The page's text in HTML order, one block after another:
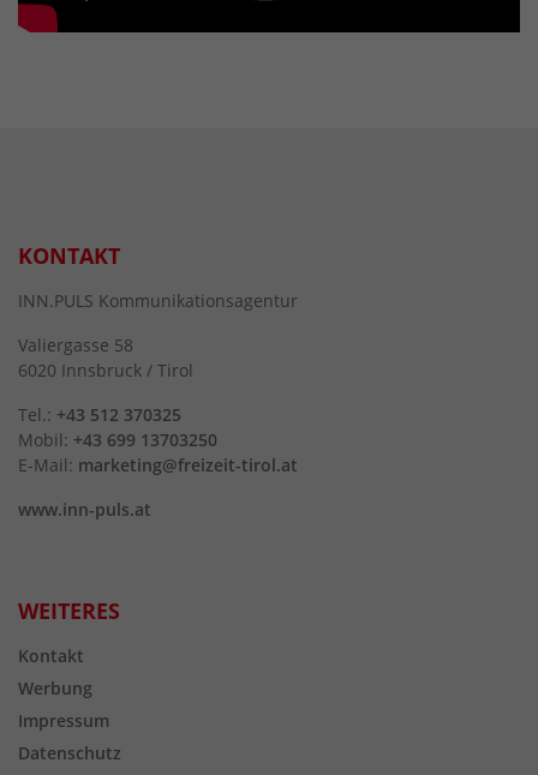
KONTAKT
INN.PULS Kommunikationsagentur
Valiergasse 58
6020 Innsbruck / Tirol
Tel.: +43 512 370325
Mobil: +43 699 13703250
E-Mail: marketing@freizeit-tirol.at
www.inn-puls.at
WEITERES
Kontakt
Werbung
Impressum
Datenschutz